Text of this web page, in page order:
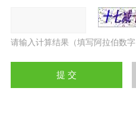
请输入计算结果（填写阿拉伯数